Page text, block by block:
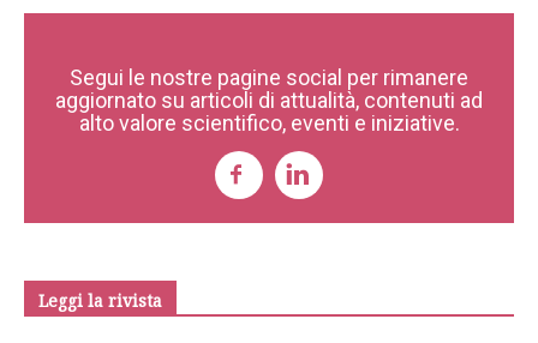
Segui le nostre pagine social per rimanere
aggiornato su articoli di attualità, contenuti ad
alto valore scientifico, eventi e iniziative.
Leggi la rivista